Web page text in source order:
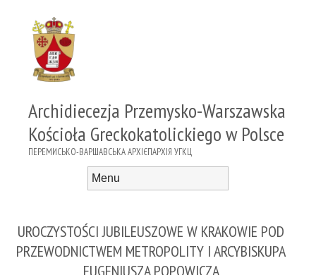
Archidiecezja Przemysko-Warszawska
Kościoła Greckokatolickiego w Polsce
ПЕРЕМИСЬКО-ВАРШАВСЬКА АРХІЄПАРХІЯ УГКЦ
UROCZYSTOŚCI JUBILEUSZOWE W KRAKOWIE POD
PRZEWODNICTWEM METROPOLITY I ARCYBISKUPA
EUGENIUSZA POPOWICZA